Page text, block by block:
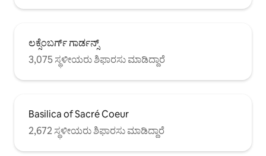
ಲಕ್ಸೆಂಬರ್ಗ್ ಗಾರ್ಡನ್ಸ್
3,075 ಸ್ಥಳೀಯರು ಶಿಫಾರಸು ಮಾಡಿದ್ದಾರೆ
Basilica of Sacré Coeur
2,672 ಸ್ಥಳೀಯರು ಶಿಫಾರಸು ಮಾಡಿದ್ದಾರೆ